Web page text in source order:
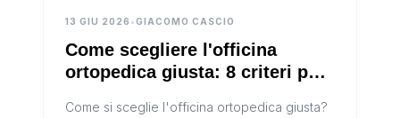
13 GIU 2026 •GIACOMO CASCIO
Come scegliere l'officina
ortopedica giusta: 8 criteri per
Come si sceglie l'officina ortopedica giusta?